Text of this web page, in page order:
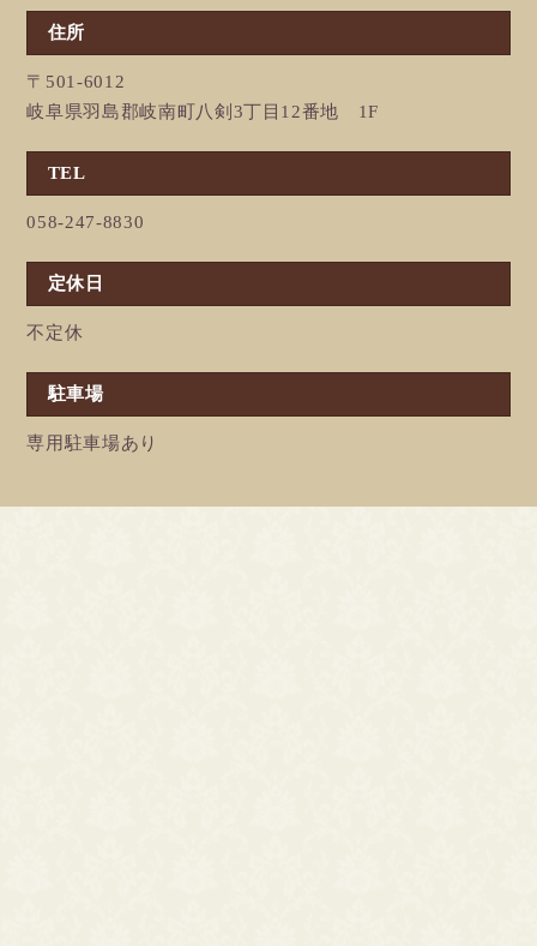
住所
〒501-6012
岐阜県羽島郡岐南町八剣3丁目12番地 1F
TEL
058-247-8830
定休日
不定休
駐車場
専用駐車場あり